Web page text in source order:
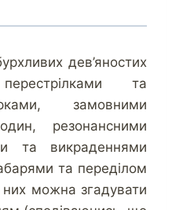
дев’яностих
та
замовними
резонансними
та викраденнями
та переділом
них можна згадувати